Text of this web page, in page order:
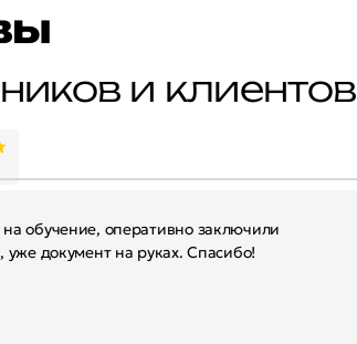
и клиентов
обучение, оперативно заключили
уже документ на руках. Спасибо!